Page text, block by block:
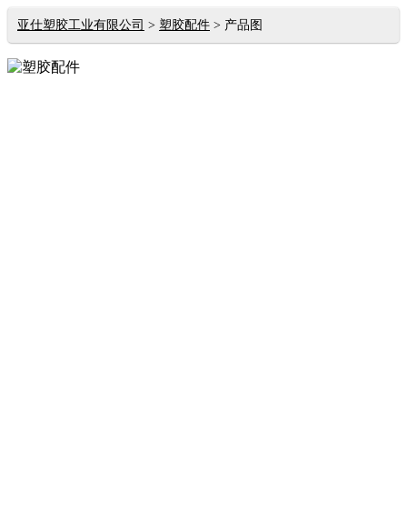
亚仕塑胶工业有限公司 塑胶配件 产品图